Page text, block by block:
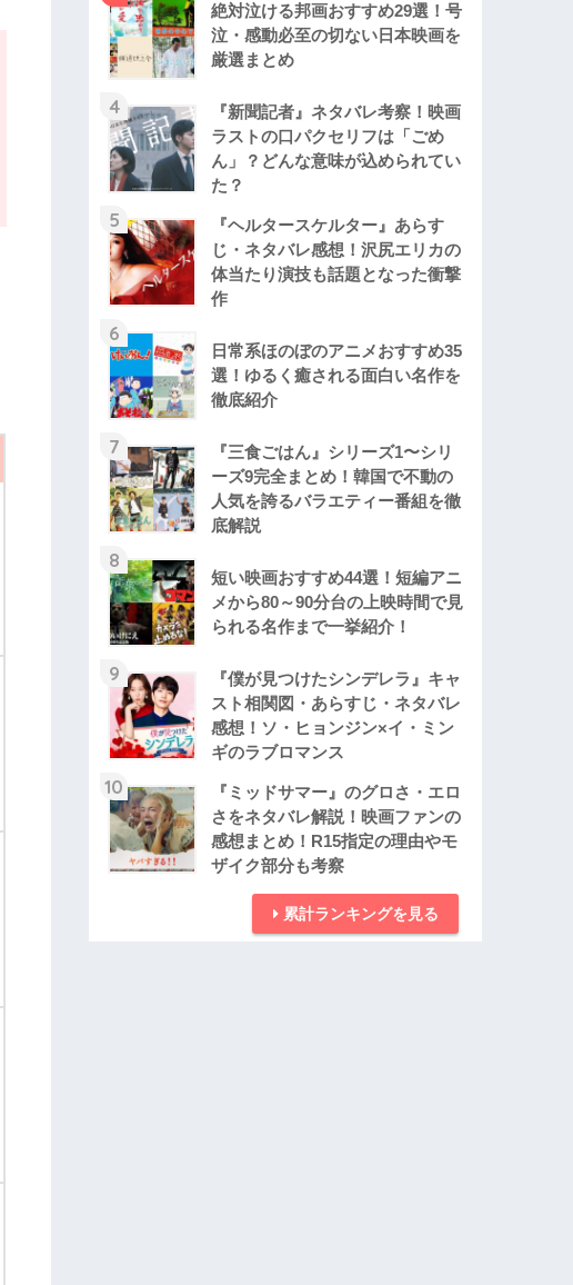
絶対泣ける邦画おすすめ29選！号
泣・感動必至の切ない日本映画を
厳選まとめ
4
『新聞記者』ネタバレ考察！映画
ラストの口パクセリフは「ごめ
ん」？どんな意味が込められてい
た？
5
『ヘルタースケルター』あらす
じ・ネタバレ感想！沢尻エリカの
体当たり演技も話題となった衝撃
作
6
日常系ほのぼのアニメおすすめ35
選！ゆるく癒される面白い名作を
徹底紹介
7
『三食ごはん』シリーズ1〜シリ
ーズ9完全まとめ！韓国で不動の
人気を誇るバラエティー番組を徹
底解説
8
短い映画おすすめ44選！短編アニ
メから80～90分台の上映時間で見
られる名作まで一挙紹介！
9
『僕が見つけたシンデレラ』キャ
スト相関図・あらすじ・ネタバレ
感想！ソ・ヒョンジン×イ・ミン
ギのラブロマンス
10
『ミッドサマー』のグロさ・エロ
さをネタバレ解説！映画ファンの
感想まとめ！R15指定の理由やモ
ザイク部分も考察
累計ランキングを見る